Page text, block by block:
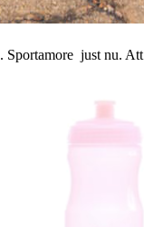
just nu.